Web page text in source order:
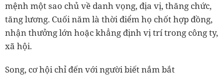
mệnh một sao chủ về danh vọng, địa vị, thăng chức,
tăng lương. Cuối năm là thời điểm họ chốt hợp đồng,
nhận thưởng lớn hoặc khẳng định vị trí trong công ty,
xã hội.
Song, cơ hội chỉ đến với người biết nắm bắt